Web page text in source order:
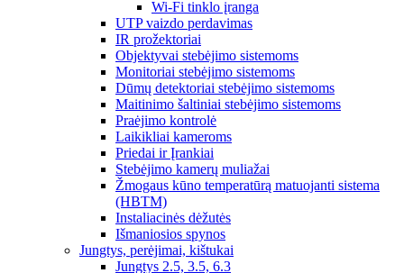
Wi-Fi tinklo įranga
UTP vaizdo perdavimas
IR prožektoriai
Objektyvai stebėjimo sistemoms
Monitoriai stebėjimo sistemoms
Dūmų detektoriai stebėjimo sistemoms
Maitinimo šaltiniai stebėjimo sistemoms
Praėjimo kontrolė
Laikikliai kameroms
Priedai ir Įrankiai
Stebėjimo kamerų muliažai
Žmogaus kūno temperatūrą matuojanti sistema
(HBTM)
Instaliacinės dėžutės
Išmaniosios spynos
Jungtys, perėjimai, kištukai
Jungtys 2.5, 3.5, 6.3